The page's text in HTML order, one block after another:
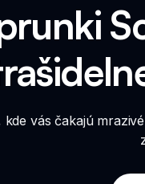
vás čakajú